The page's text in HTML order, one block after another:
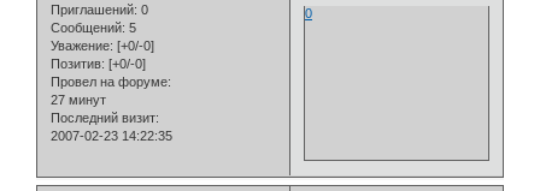
Приглашений: 0
Сообщений: 5
Уважение: [+0/-0]
Позитив: [+0/-0]
Провел на форуме:
27 минут
Последний визит:
2007-02-23 14:22:35
0